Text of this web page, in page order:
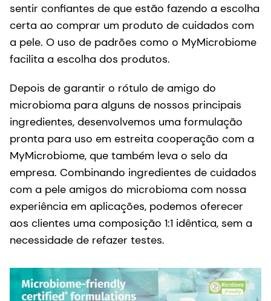
sentir confiantes de que estão fazendo a escolha
certa ao comprar um produto de cuidados com
a pele. O uso de padrões como o MyMicrobiome
facilita a escolha dos produtos.
Depois de garantir o rótulo de amigo do
microbioma para alguns de nossos principais
ingredientes, desenvolvemos uma formulação
pronta para uso em estreita cooperação com a
MyMicrobiome, que também leva o selo da
empresa. Combinando ingredientes de cuidados
com a pele amigos do microbioma com nossa
experiência em aplicações, podemos oferecer
aos clientes uma composição 1:1 idêntica, sem a
necessidade de refazer testes.